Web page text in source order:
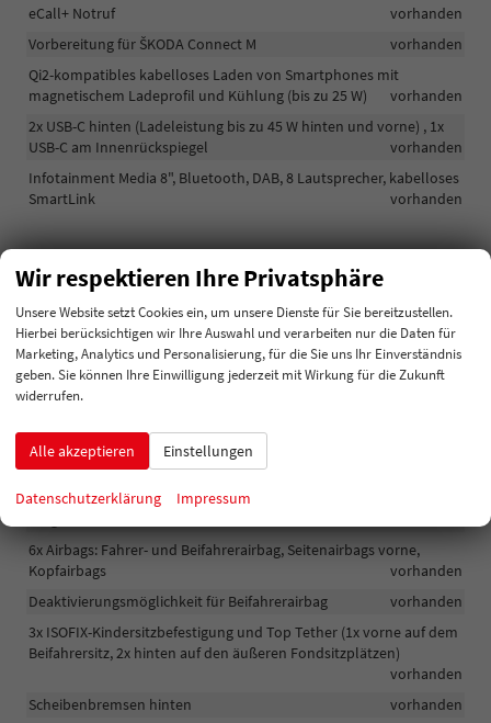
eCall+ Notruf
vorhanden
Vorbereitung für ŠKODA Connect M
vorhanden
Qi2-kompatibles kabelloses Laden von Smartphones mit
magnetischem Ladeprofil und Kühlung (bis zu 25 W)
vorhanden
2x USB-C hinten (Ladeleistung bis zu 45 W hinten und vorne) , 1x
USB-C am Innenrückspiegel
vorhanden
Infotainment Media 8", Bluetooth, DAB, 8 Lautsprecher, kabelloses
SmartLink
vorhanden
Nebelscheinwerfer vorne
Front Assist – Warnung und Bremsung bei drohender Kollision mit
Fahrzeugen, Fußgängern und Radfahrern
vorhanden
Spurassistent (Lane Assist)
vorhanden
Parksensoren hinten
Verkehrszeichenerkennung
Ablenkungserkennung und Müdigkeitserkennung mit
Fahrerüberwachung
6x Airbags: Fahrer- und Beifahrerairbag, Seitenairbags vorne,
Kopfairbags
vorhanden
Deaktivierungsmöglichkeit für Beifahrerairbag
vorhanden
3x ISOFIX-Kindersitzbefestigung und Top Tether (1x vorne auf dem
Beifahrersitz, 2x hinten auf den äußeren Fondsitzplätzen)
vorhanden
Scheibenbremsen hinten
vorhanden
Wir respektieren Ihre Privatsphäre
Unsere Website setzt Cookies ein, um unsere Dienste für Sie bereitzustellen.
Hierbei berücksichtigen wir Ihre Auswahl und verarbeiten nur die Daten für
Marketing, Analytics und Personalisierung, für die Sie uns Ihr Einverständnis
geben. Sie können Ihre Einwilligung jederzeit mit Wirkung für die Zukunft
widerrufen.
Alle akzeptieren Einstellungen
Datenschutzerklärung Impressum